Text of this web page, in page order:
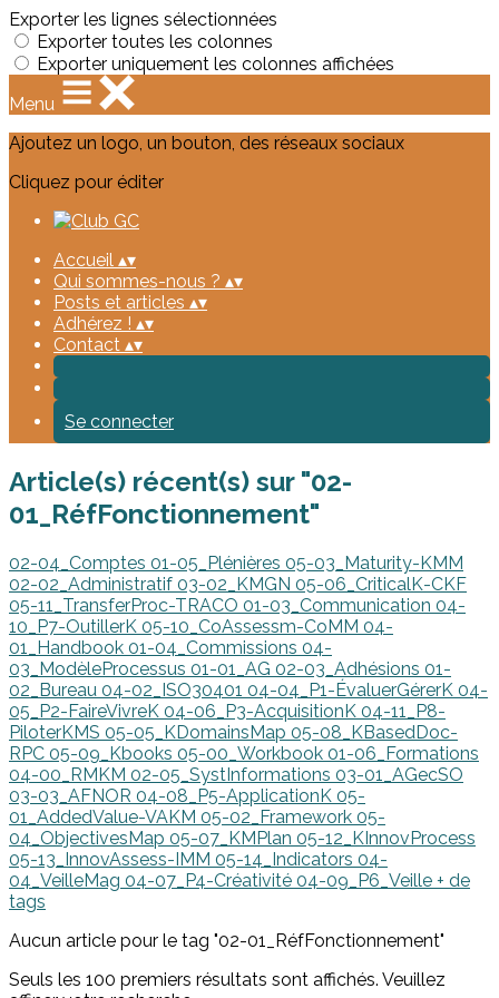
Exporter les lignes sélectionnées
Exporter toutes les colonnes
Exporter uniquement les colonnes affichées
Menu
Ajoutez un logo, un bouton, des réseaux sociaux
Cliquez pour éditer
Accueil ▴▾
Qui sommes-nous ? ▴▾
Posts et articles ▴▾
Adhérez ! ▴▾
Contact ▴▾
Se connecter
Article(s) récent(s) sur "02-
01_RéfFonctionnement"
02-04_Comptes 01-05_Plénières 05-03_Maturity-KMM
02-02_Administratif 03-02_KMGN 05-06_CriticalK-CKF
05-11_TransferProc-TRACO 01-03_Communication 04-
10_P7-OutillerK 05-10_CoAssessm-CoMM 04-
01_Handbook 01-04_Commissions 04-
03_ModèleProcessus 01-01_AG 02-03_Adhésions 01-
02_Bureau 04-02_ISO30401 04-04_P1-ÉvaluerGérerK 04-
05_P2-FaireVivreK 04-06_P3-AcquisitionK 04-11_P8-
PiloterKMS 05-05_KDomainsMap 05-08_KBasedDoc-
RPC 05-09_Kbooks 05-00_Workbook 01-06_Formations
04-00_RMKM 02-05_SystInformations 03-01_AGecSO
03-03_AFNOR 04-08_P5-ApplicationK 05-
01_AddedValue-VAKM 05-02_Framework 05-
04_ObjectivesMap 05-07_KMPlan 05-12_KInnovProcess
05-13_InnovAssess-IMM 05-14_Indicators 04-
04_VeilleMag 04-07_P4-Créativité 04-09_P6_Veille + de
tags
Aucun article pour le tag "02-01_RéfFonctionnement"
Seuls les 100 premiers résultats sont affichés. Veuillez